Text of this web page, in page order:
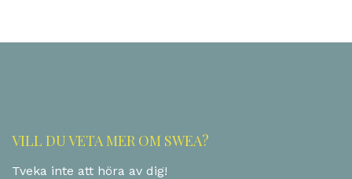
VILL DU VETA MER OM SWEA?
Tveka inte att höra av dig!